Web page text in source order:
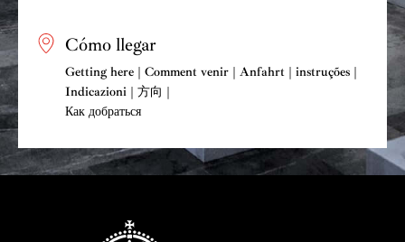
Cómo llegar
Getting here | Comment venir | Anfahrt | instruções |
Indicazioni | 方向 |
Как добраться